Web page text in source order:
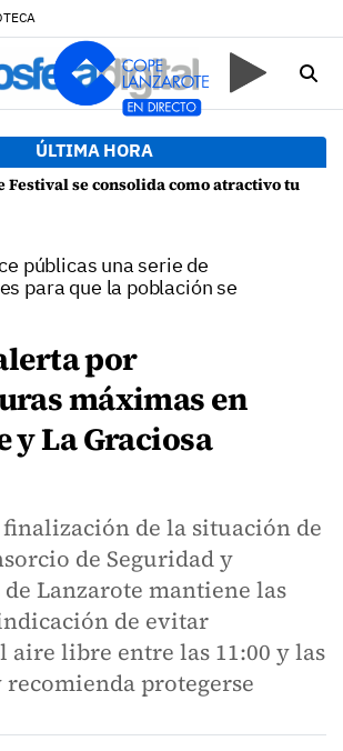
ÚLTIMA HORA
consolida como atractivo turístico y agente dinamizador de la economía de Lanzarote
públicas una serie de
para que la población se
por
máximas en
y La Graciosa
finalización de la situación de
de Seguridad y
Lanzarote mantiene las
de evitar
aire libre entre las 11:00 y las
recomienda protegerse